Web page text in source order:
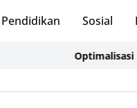
Pendidikan Sosial
Optimalisasi 1.000